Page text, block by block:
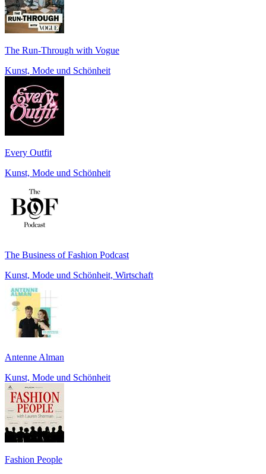
The Run-Through with Vogue
Kunst, Mode und Schönheit
Every Outfit
Kunst, Mode und Schönheit
The Business of Fashion Podcast
Kunst, Mode und Schönheit, Wirtschaft
Antenne Alman
Kunst, Mode und Schönheit
Fashion People